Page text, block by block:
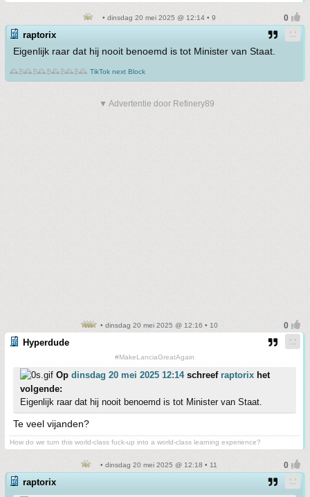
• dinsdag 20 mei 2025 @ 12:14 • 9
raptorix
Eigenlijk raar dat hij nooit benoemd is tot Minister van Staat.
🕰️₿🕰️₿🕰️₿🕰️₿🕰️₿🕰️ TikTok next Block
▼ Advertentie door Refinery89
• dinsdag 20 mei 2025 @ 12:16 • 10
Hyperdude
#MakeLanciaGreatAgain
Op dinsdag 20 mei 2025 12:14schreef raptorix het
volgende:
Eigenlijk raar dat hij nooit benoemd is tot Minister van Staat.
Te veel vijanden?
How do we turn this world-class fuck-up into a world-class learning experience?
• dinsdag 20 mei 2025 @ 12:18 • 11
raptorix